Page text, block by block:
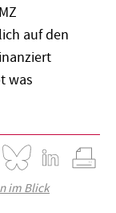
auf den
was
im Blick